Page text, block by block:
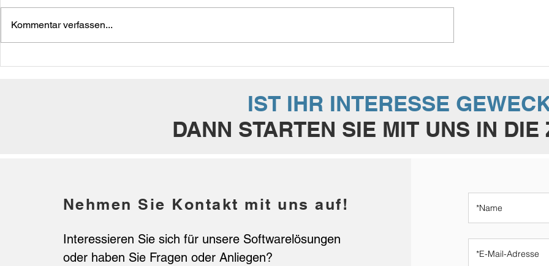
Kommentar verfassen...
IST IHR INTERESSE
DANN STARTEN SIE MIT UNS IN DIE
Nehmen Sie Kontakt mit uns auf!
Interessieren Sie sich für unsere Softwarelösungen
oder haben Sie Fragen oder Anliegen?